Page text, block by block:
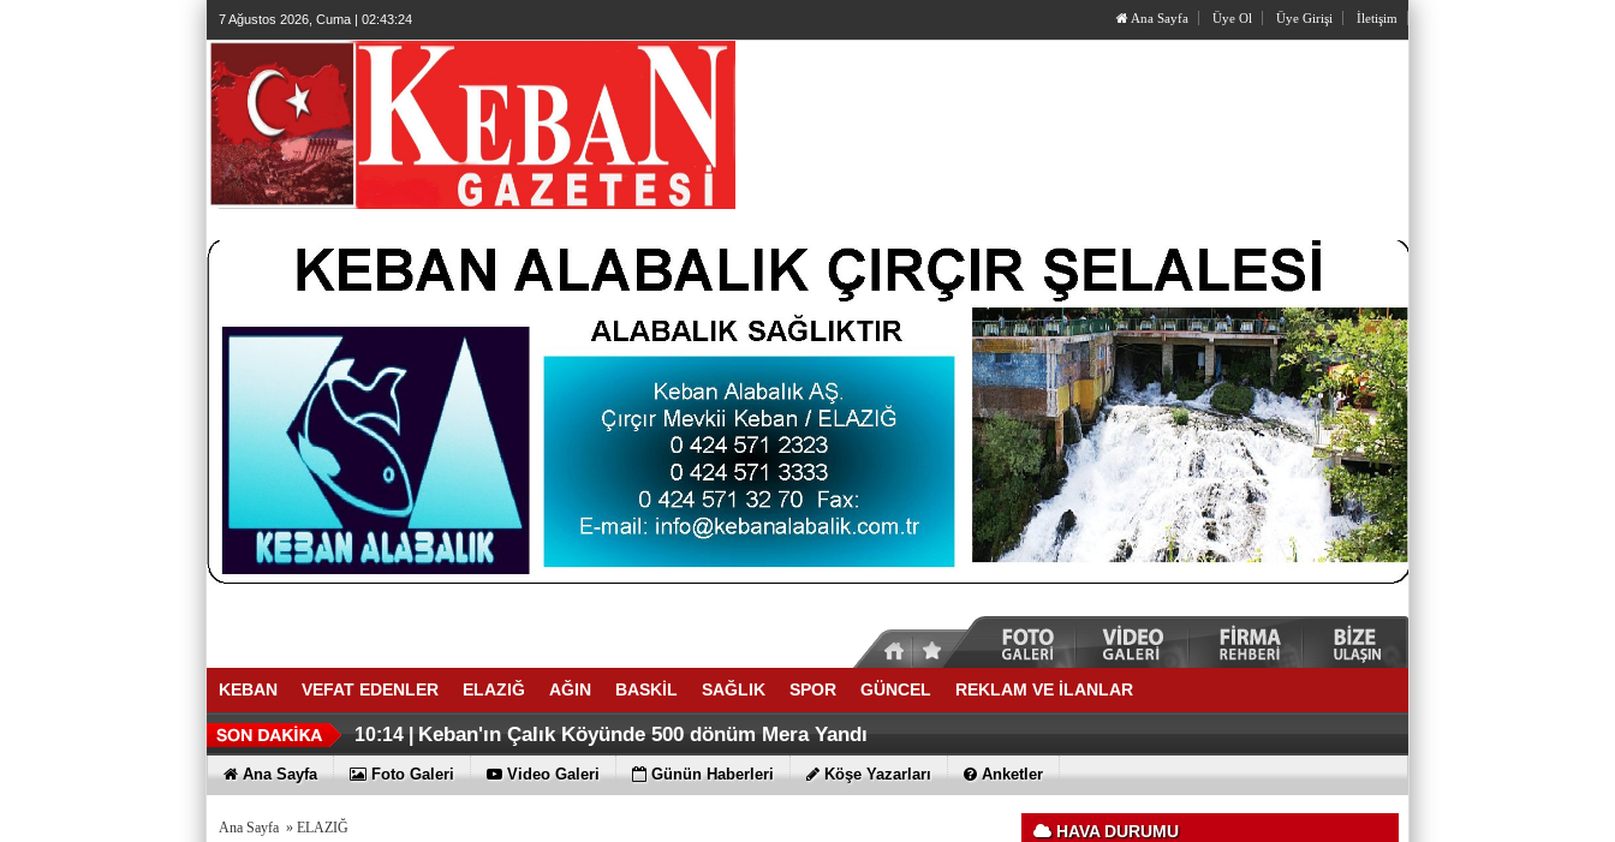
7 Ağustos 2026, Cuma | 02:43:25 Ana Sayfa Üye Ol Üye Girişi İletişim
KEBAN VEFAT EDENLER ELAZIĞ AĞIN BASKİL SAĞLIK SPOR GÜNCEL REKLAM VE İLANLAR
16:27 |ELAZIĞ İHRACATTA TARİH YAZDI
16:02 |Keban Emniyeti Yaz Kuran Kursunda Trafik Eğitimi verdi
10:14 | Keban'ın Çalık Köyünde 500 dönüm Mera Yandı
Ana Sayfa Foto Galeri Video Galeri Günün Haberleri Köşe Yazarları Anketler
Ana Sayfa » ELAZIĞ HAVA DURUMU